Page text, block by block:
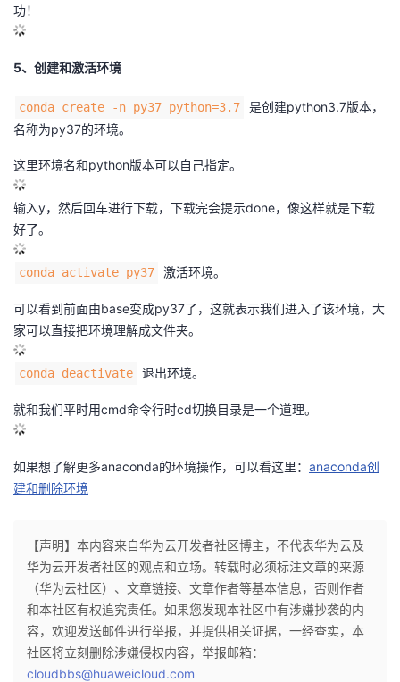
功！
5、创建和激活环境
conda create -n py37 python=3.7
是创建python3.7版本，
名称为py37的环境。
这里环境名和python版本可以自己指定。
输入y，然后回车进行下载，下载完会提示done，像这样就是下载
好了。
conda activate py37 激活环境。
可以看到前面由base变成py37了，这就表示我们进入了该环境，大
家可以直接把环境理解成文件夹。
conda deactivate 退出环境。
就和我们平时用cmd命令行时cd切换目录是一个道理。
如果想了解更多anaconda的环境操作，可以看这里： anaconda创
建和删除环境
【声明】本内容来自华为云开发者社区博主，不代表华为云及
华为云开发者社区的观点和立场。转载时必须标注文章的来源
（华为云社区）、文章链接、文章作者等基本信息，否则作者
和本社区有权追究责任。如果您发现本社区中有涉嫌抄袭的内
容，欢迎发送邮件进行举报，并提供相关证据，一经查实，本
社区将立刻删除涉嫌侵权内容，举报邮箱：
cloudbbs@huaweicloud.com